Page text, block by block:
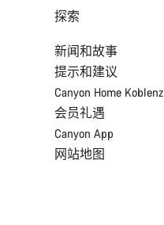
探索
新闻和故事
提示和建议
Canyon Home Koblenz
会员礼遇
Canyon App
网站地图